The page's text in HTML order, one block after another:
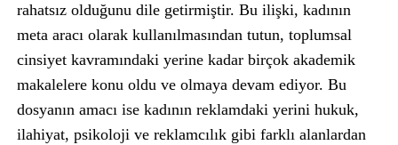
rahatsız olduğunu dile getirmiştir. Bu ilişki, kadının
meta aracı olarak kullanılmasından tutun, toplumsal
cinsiyet kavramındaki yerine kadar birçok akademik
makalelere konu oldu ve olmaya devam ediyor. Bu
dosyanın amacı ise kadının reklamdaki yerini hukuk,
ilahiyat, psikoloji ve reklamcılık gibi farklı alanlardan